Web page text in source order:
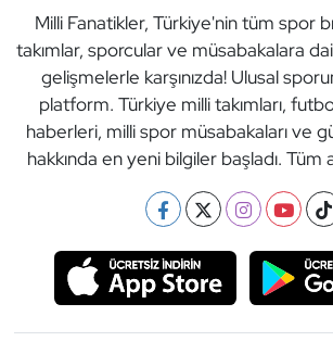
Milli Fanatikler, Türkiye'nin tüm spor
takımlar, sporcular ve müsabakalara
gelişmelerle karşınızda! Ulusal
platform. Türkiye milli takımları,
haberleri, milli spor müsabakaları ve
hakkında en yeni bilgiler başladı. Tüm